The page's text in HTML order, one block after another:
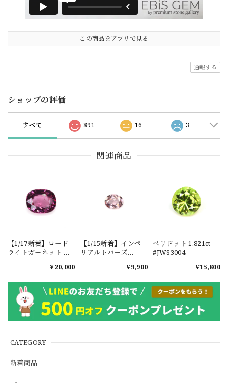
CATEGORY
新着商品
この商品をアプリで見る
通報する
ショップの評価
すべて 891 16 3
関連商品
【1/17新着】ロード
ライトガーネット タ
1.601ct【ソーティン
¥20,000
【1/15新着】インペ
リアルトパーズ
¥9,900
ペリドット 1.821ct
#JWS3004
¥15,800